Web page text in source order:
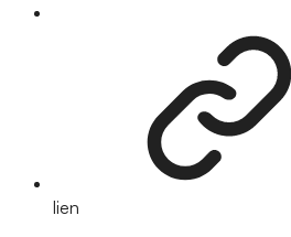
lien